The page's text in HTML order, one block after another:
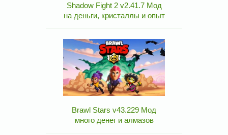
Shadow Fight 2 v2.41.7 Мод
на деньги, кристаллы и опыт
Brawl Stars v43.229 Мод
много денег и алмазов